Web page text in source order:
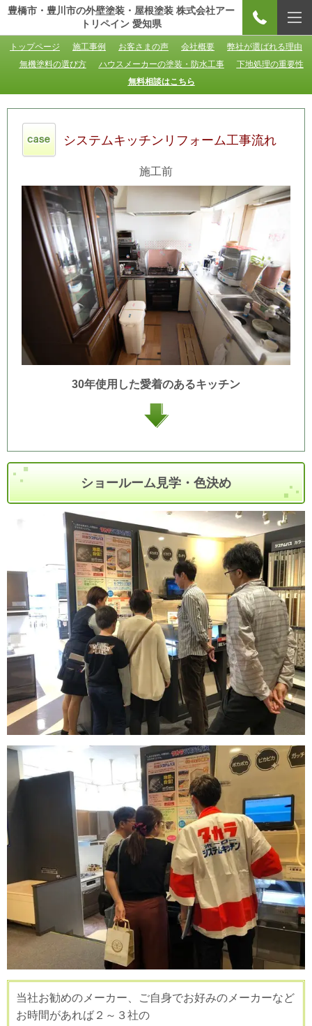
豊橋市・豊川市の外壁塗装・屋根塗装 株式会社アー
トリペイン 愛知県
トップページ 施工事例 お客さまの声 会社概要
弊社が選ばれる理由
無機塗料の選び方
ハウスメーカーの塗装・防水工事
下地処理の重要性
無料相談はこちら
システムキッチンリフォーム工事流れ
施工前
30年使用した愛着のあるキッチン
ショールーム見学・色決め
当社お勧めのメーカー、ご自身でお好みのメーカーなど
お時間があれば２～３社の